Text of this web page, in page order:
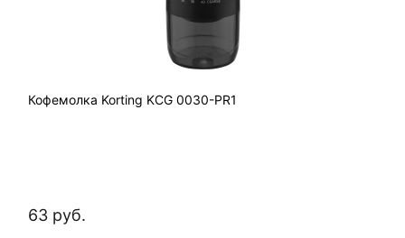
Кофемолка Korting KCG 0030-PR1
63 руб.